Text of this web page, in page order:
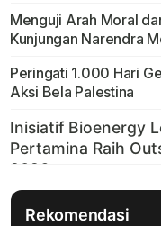
Menguji Arah Moral
Kunjungan Narendra
Peringati 1.000 Hari
Aksi Bela Palestina
Rekomendasi